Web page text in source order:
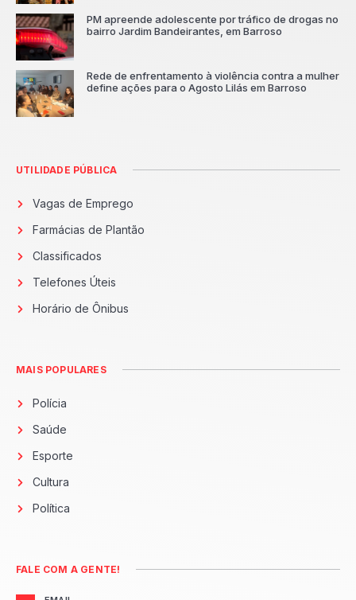
PM apreende adolescente por tráfico de drogas no
bairro Jardim Bandeirantes, em Barroso
Rede de enfrentamento à violência contra a mulher
define ações para o Agosto Lilás em Barroso
UTILIDADE PÚBLICA
Vagas de Emprego
Farmácias de Plantão
Classificados
Telefones Úteis
Horário de Ônibus
MAIS POPULARES
Polícia
Saúde
Esporte
Cultura
Política
FALE COM A GENTE!